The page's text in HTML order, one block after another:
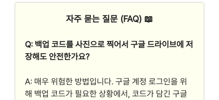
자주 묻는 질문 (FAQ) 📖
Q: 백업 코드를 사진으로 찍어서 구글 드라이브에 저
장해도 안전한가요?
A: 매우 위험한 방법입니다. 구글 계정 로그인을 위
해 백업 코드가 필요한 상황에서, 코드가 담긴 구글